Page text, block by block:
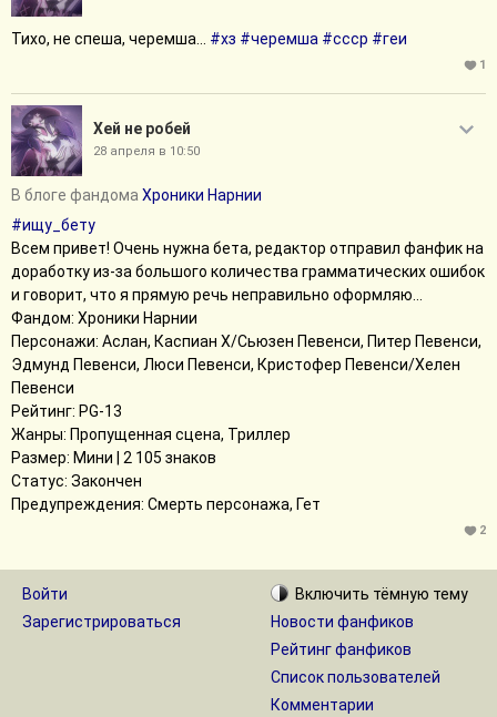
Тихо, не спеша, черемша... #хз #черемша #ссср #геи
1
Хей не робей
28 апреля в 10:50
В блоге фандома Хроники Нарнии
#ищу_бету
Всем привет! Очень нужна бета, редактор отправил фанфик на
доработку из-за большого количества грамматических ошибок
и говорит, что я прямую речь неправильно оформляю...
Фандом: Хроники Нарнии
Персонажи: Аслан, Каспиан Х/Сьюзен Певенси, Питер Певенси,
Эдмунд Певенси, Люси Певенси, Кристофер Певенси/Хелен
Певенси
Рейтинг: PG-13
Жанры: Пропущенная сцена, Триллер
Размер: Мини | 2 105 знаков
Статус: Закончен
Предупреждения: Смерть персонажа, Гет
2
Войти
Зарегистрироваться
Включить тёмную тему
Новости фанфиков
Рейтинг фанфиков
Список пользователей
Комментарии